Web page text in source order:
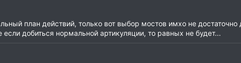
план действий, только вот выбор мостов имхо не
добиться нормальной артикуляции, то равных не будет...